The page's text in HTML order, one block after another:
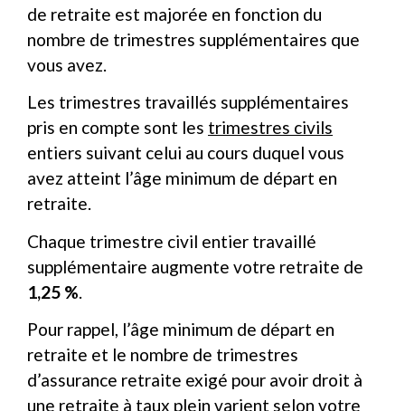
de retraite est majorée en fonction du
nombre de trimestres supplémentaires que
vous avez.
Les trimestres travaillés supplémentaires
pris en compte sont les trimestres civils
entiers suivant celui au cours duquel vous
avez atteint l’âge minimum de départ en
retraite.
Chaque trimestre civil entier travaillé
supplémentaire augmente votre retraite de
1,25 %
Pour rappel, l’âge minimum de départ en
retraite et le nombre de trimestres
d’assurance retraite exigé pour avoir droit à
une retraite à taux plein varient selon votre